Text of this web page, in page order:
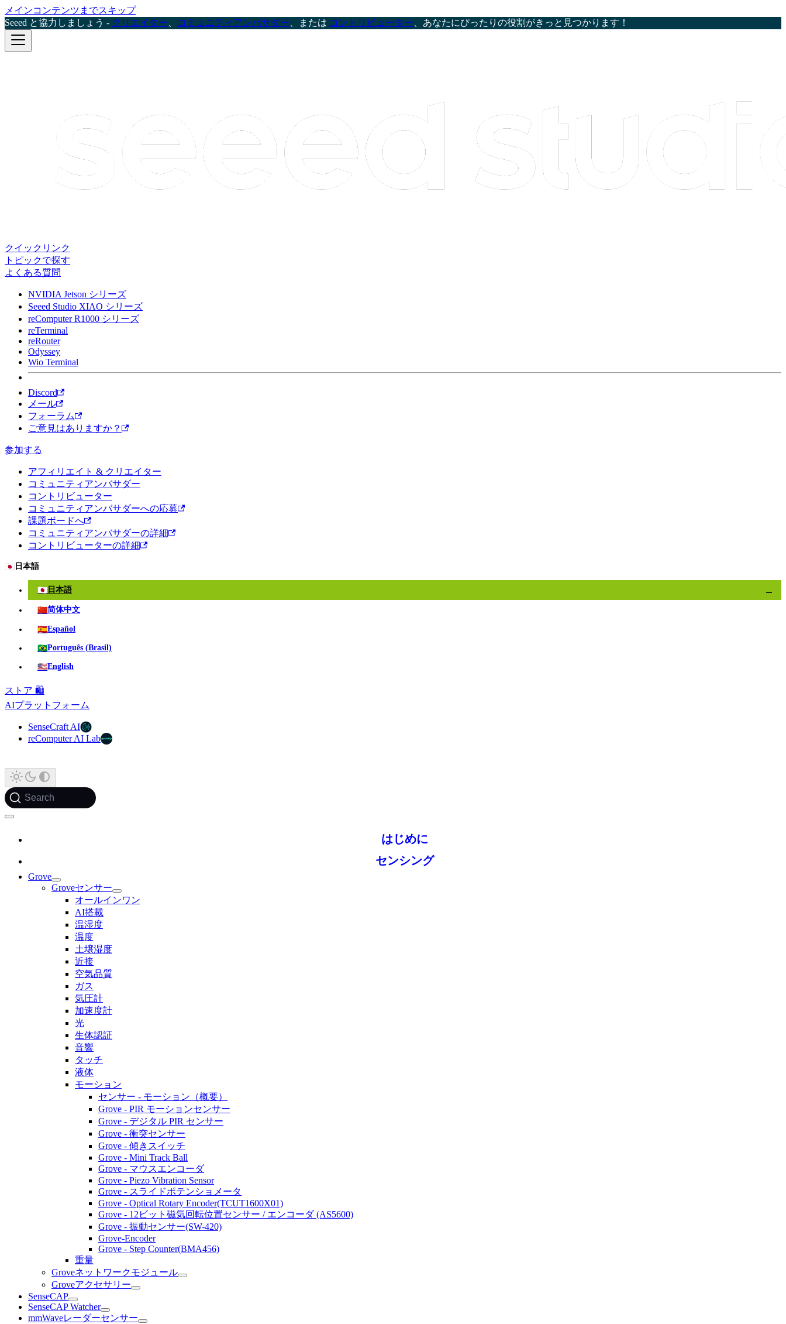
メインコンテンツまでスキップ
Seeed と協力しましょう - クリエイター コミュニティアンバサダー 、または コントリビューター 、あなたにぴったりの役割がきっと見つかります！
クイックリンク
トピックで探す
よくある質問
NVIDIA Jetson シリーズ
Seeed Studio XIAO シリーズ
reComputer R1000 シリーズ
reTerminal
reRouter
Odyssey
Wio Terminal
Discord
メール
フォーラム
ご意見はありますか？
参加する
アフィリエイト & クリエイター
コミュニティアンバサダー
コントリビューター
コミュニティアンバサダーへの応募
課題ボードへ
コミュニティアンバサダーの詳細
コントリビューターの詳細
🇯🇵 日本語
🇯🇵 日本語
🇨🇳简体中文
🇪🇸Español
🇧🇷Português (Brasil)
🇺🇸English
ストア 🛍️
AIプラットフォーム
SenseCraft AI
reComputer AI Lab
Search
はじめに
センシング
Grove
Groveセンサー
オールインワン
AI搭載
温湿度
温度
土壌湿度
近接
空気品質
ガス
気圧計
加速度計
光
生体認証
音響
タッチ
液体
モーション
センサー - モーション（概要）
Grove - PIR モーションセンサー
Grove - デジタル PIR センサー
Grove - 衝突センサー
Grove - 傾きスイッチ
Grove - Mini Track Ball
Grove - マウスエンコーダ
Grove - Piezo Vibration Sensor
Grove - スライドポテンショメータ
Grove - Optical Rotary Encoder(TCUT1600X01)
Grove - 12ビット磁気回転位置センサー / エンコーダ (AS5600)
Grove - 振動センサー(SW-420)
Grove-Encoder
Grove - Step Counter(BMA456)
重量
Groveネットワークモジュール
Groveアクセサリー
SenseCAP
SenseCAP Watcher
mmWaveレーダーセンサー